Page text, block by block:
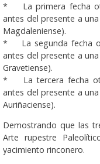
* La primera fecha
antes del presente a
Magdaleniense).
* La segunda fecha
antes del presente a
Gravetiense).
* La tercera fecha
antes del presente a
Auriñaciense).
Demostrando que las
Arte rupestre
yacimiento rinconero.